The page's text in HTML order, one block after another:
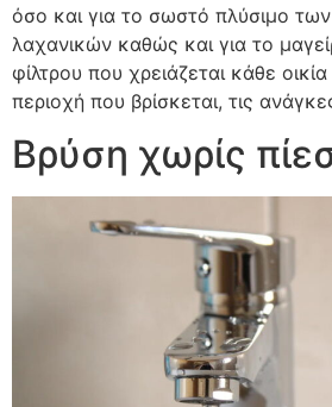
όσο και για το σωστό πλύσιμο
λαχανικών καθώς και για το
φίλτρου που χρειάζεται κάθε
περιοχή που βρίσκεται, τις
Βρύση χωρίς